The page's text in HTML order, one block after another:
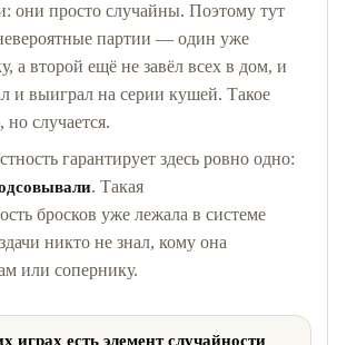
они просто случайны. Поэтому тут
партии — один уже
а второй ещё не завёл всех в дом, и
и выиграл на серии кушей. Такое
но случается.
гарантирует здесь ровно одно:
. Такая
бросков уже лежала в системе
никто не знал, кому она
или сопернику.
играх есть элемент случайности